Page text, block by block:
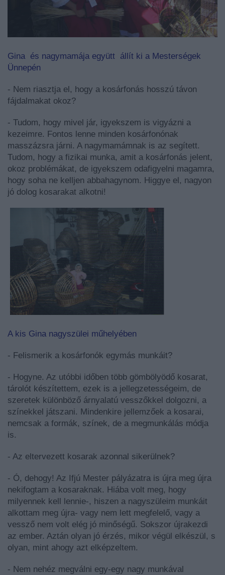
Gina és nagymamája együtt állít ki a Mesterségek
Ünnepén
- Nem riasztja el, hogy a kosárfonás hosszú távon
fájdalmakat okoz?
- Tudom, hogy mivel jár, igyekszem is vigyázni a
kezeimre. Fontos lenne minden kosárfonónak
masszázsra járni. A nagymamámnak is az segített.
Tudom, hogy a fizikai munka, amit a kosárfonás jelent,
okoz problémákat, de igyekszem odafigyelni magamra,
hogy soha ne kelljen abbahagynom. Higgye el, nagyon
jó dolog kosarakat alkotni!
A kis Gina nagyszülei műhelyében
- Felismerik a kosárfonók egymás munkáit?
- Hogyne. Az utóbbi időben több gömbölyödő kosarat,
tárolót készítettem, ezek is a jellegzetességeim, de
szeretek különböző árnyalatú vesszőkkel dolgozni, a
színekkel játszani. Mindenkire jellemzőek a kosarai,
nemcsak a formák, színek, de a megmunkálás módja
is.
- Az eltervezett kosarak azonnal sikerülnek?
- Ó, dehogy! Az Ifjú Mester pályázatra is újra meg újra
nekifogtam a kosaraknak. Hiába volt meg, hogy
milyennek kell lennie-, hiszen a nagyszüleim munkáit
alkottam meg újra- vagy nem lett megfelelő, vagy a
vessző nem volt elég jó minőségű. Sokszor újrakezdi
az ember. Aztán olyan jó érzés, mikor végül elkészül, s
olyan, mint ahogy azt elképzeltem.
- Nem nehéz megválni egy-egy nagy munkával